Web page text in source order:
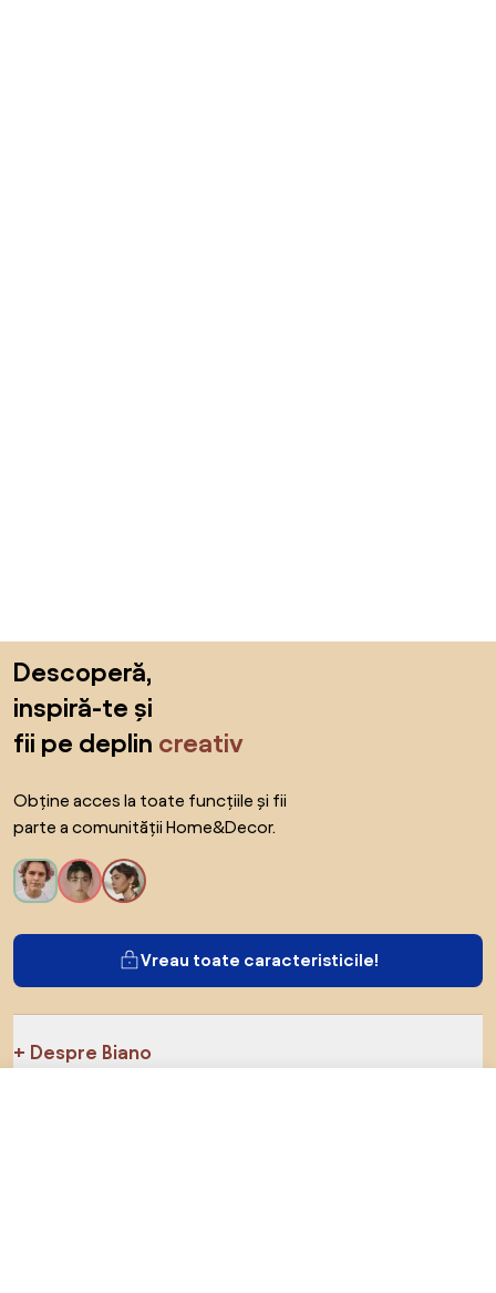
Descoperă,
inspiră-te și
fii pe deplin creativ
Obține acces la toate funcțiile și fii
parte a comunității Home&Decor.
Vreau toate caracteristicile!
Despre Biano